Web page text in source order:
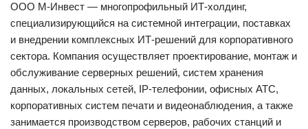
ООО М-Инвест — многопрофильный ИТ-холдинг,
специализирующийся на системной интеграции, поставках
и внедрении комплексных ИТ-решений для корпоративного
сектора. Компания осуществляет проектирование, монтаж и
обслуживание серверных решений, систем хранения
данных, локальных сетей, IP-телефонии, офисных АТС,
корпоративных систем печати и видеонаблюдения, а также
занимается производством серверов, рабочих станций и